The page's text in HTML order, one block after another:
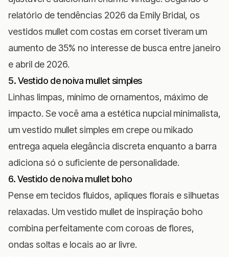
relatório de tendências 2026 da Emily Bridal, os
vestidos mullet com costas em corset tiveram um
aumento de 35% no interesse de busca entre janeiro
e abril de 2026.
5. Vestido de noiva mullet simples
Linhas limpas, mínimo de ornamentos, máximo de
impacto. Se você ama a estética nupcial minimalista,
um vestido mullet simples em crepe ou mikado
entrega aquela elegância discreta enquanto a barra
adiciona só o suficiente de personalidade.
6. Vestido de noiva mullet boho
Pense em tecidos fluidos, apliques florais e silhuetas
relaxadas. Um vestido mullet de inspiração boho
combina perfeitamente com coroas de flores,
ondas soltas e locais ao ar livre.